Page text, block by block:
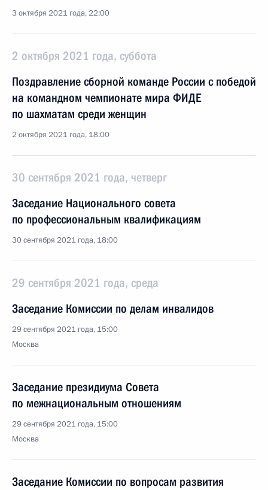
3 октября 2021 года, 22:00
2 октября 2021 года, суббота
Поздравление cборной команде России с победой
на командном чемпионате мира ФИДЕ
по шахматам среди женщин
2 октября 2021 года, 18:00
30 сентября 2021 года, четверг
Заседание Национального совета
по профессиональным квалификациям
30 сентября 2021 года, 18:00
29 сентября 2021 года, среда
Заседание Комиссии по делам инвалидов
29 сентября 2021 года, 15:00
Москва
Заседание президиума Совета
по межнациональным отношениям
29 сентября 2021 года, 15:00
Москва
Заседание Комиссии по вопросам развития